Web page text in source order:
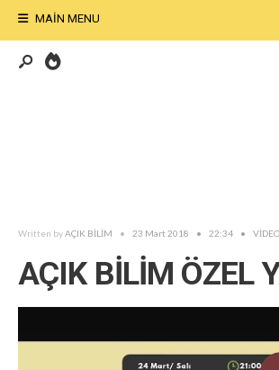
MAIN MENU
Written byAÇIK BİLİM • 23 Mart 2018 • 22:34 • VİDEO
AÇIK BİLİM ÖZEL